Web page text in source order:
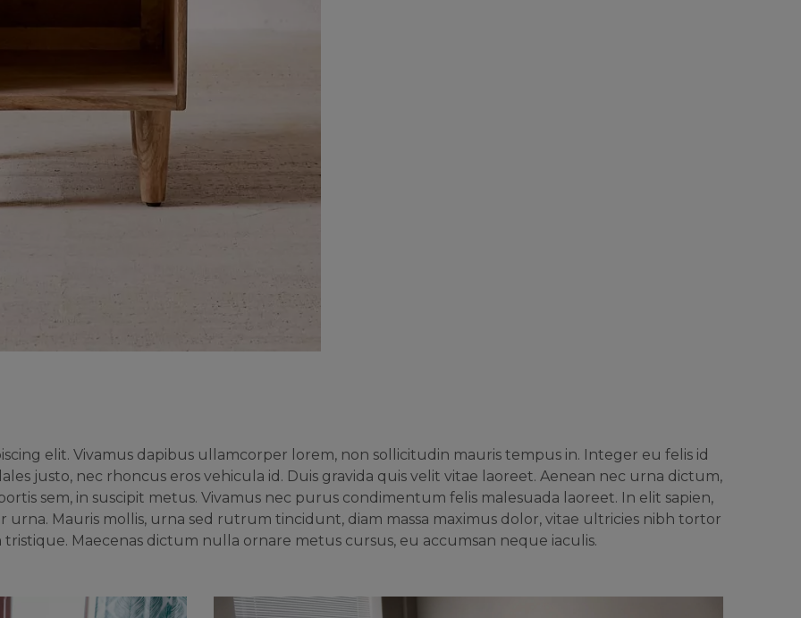
elit. Vivamus dapibus ullamcorper lorem, non sollicitudin mauris tempus in. Integer eu felis id
justo, nec rhoncus eros vehicula id. Duis gravida quis velit vitae laoreet. Aenean nec urna dictum,
sem, in suscipit metus. Vivamus nec purus condimentum felis malesuada laoreet. In elit sapien,
Mauris mollis, urna sed rutrum tincidunt, diam massa maximus dolor, vitae ultricies nibh tortor
Maecenas dictum nulla ornare metus cursus, eu accumsan neque iaculis.